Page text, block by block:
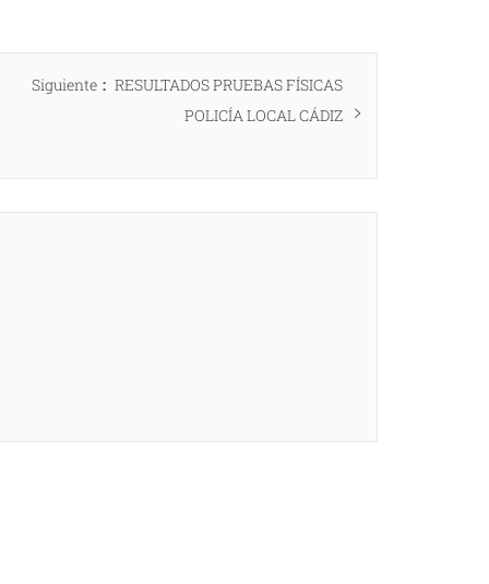
Siguiente
Entrada
RESULTADOS PRUEBAS FÍSICAS
POLICÍA LOCAL CÁDIZ